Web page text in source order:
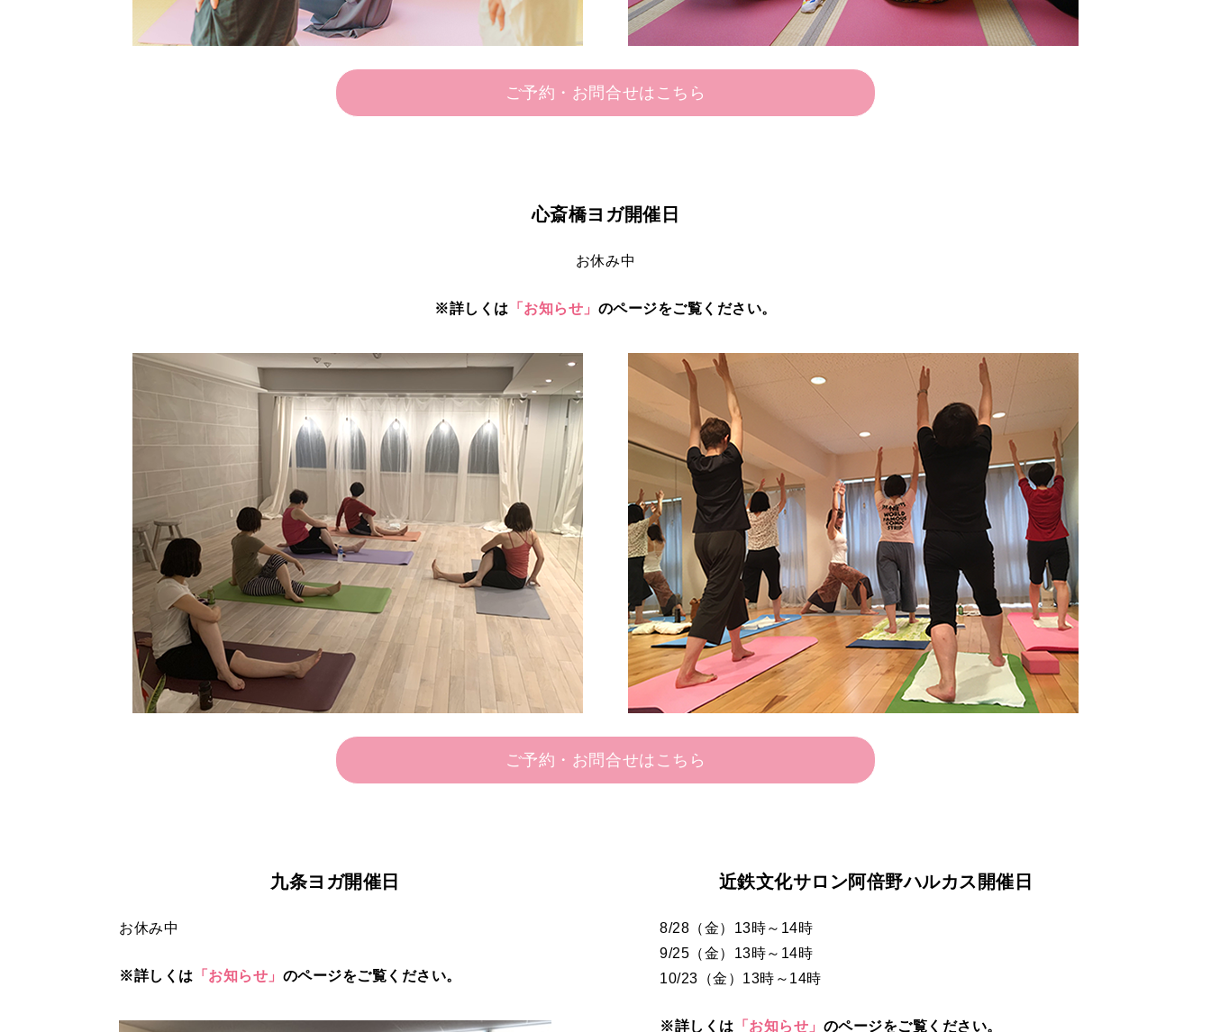
ご予約・お問合せはこちら
心斎橋ヨガ開催日
お休み中
※詳しくは 「お知らせ」 のページをご覧ください。
ご予約・お問合せはこちら
九条ヨガ開催日
お休み中
※詳しくは 「お知らせ」 のページをご覧ください。
近鉄文化サロン阿倍野ハルカス開催日
8/28（金）13時～14時
9/25（金）13時～14時
10/23（金）13時～14時
※詳しくは 「お知らせ」 のページをご覧ください。